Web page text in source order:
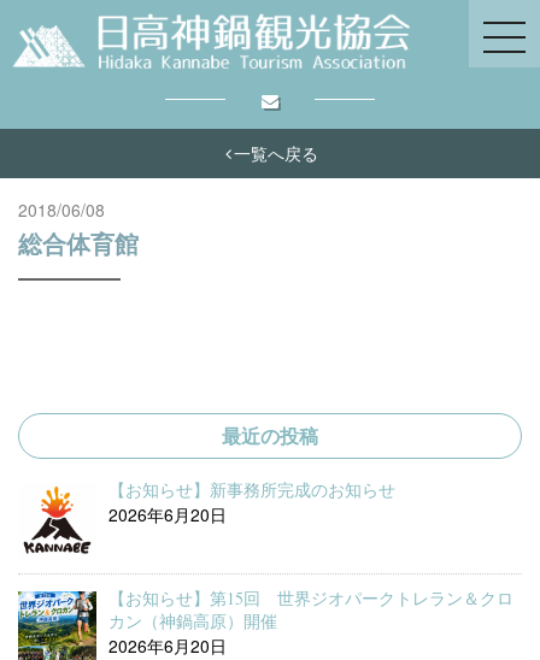
一覧へ戻る
2018/06/08
総合体育館
最近の投稿
【お知らせ】新事務所完成のお知らせ
2026年6月20日
【お知らせ】第15回 世界ジオパークトレラン＆クロ
カン（神鍋高原）開催
2026年6月20日